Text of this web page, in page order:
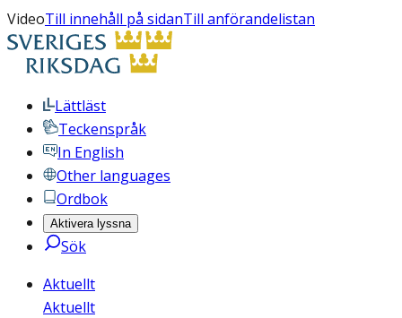
VideoTill innehåll på sidanTill anförandelistan
Lättläst
Teckenspråk
In English
Other languages
Ordbok
Aktivera lyssna
Sök
Aktuellt
Aktuellt